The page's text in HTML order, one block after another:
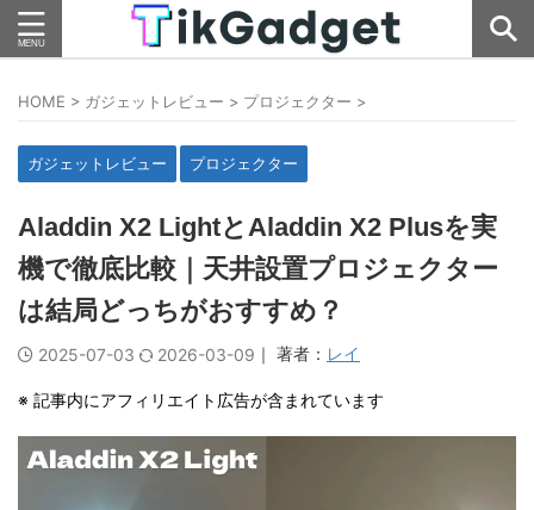
HOME > ガジェットレビュー > プロジェクター >
ガジェットレビュー プロジェクター
Aladdin X2 LightとAladdin X2 Plusを実
機で徹底比較｜天井設置プロジェクター
は結局どっちがおすすめ？
2025-07-03 2026-03-09 ｜ 著者： レイ
※ 記事内にアフィリエイト広告が含まれています